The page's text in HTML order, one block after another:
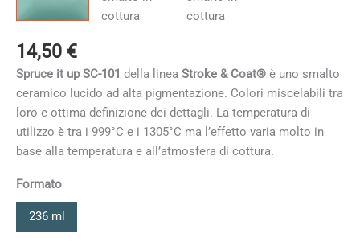
14,50 €
Spruce it up SC-101 della linea Stroke & Coat® è uno smalto
ceramico lucido ad alta pigmentazione. Colori miscelabili tra
loro e ottima definizione dei dettagli. La temperatura di
utilizzo è tra i 999°C e i 1305°C ma l’effetto varia molto in
base alla temperatura e all’atmosfera di cottura.
Formato
236 ml